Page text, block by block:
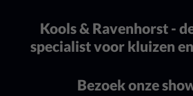
Kools & Ravenhorst -
specialist voor kluizen
Bezoek onze